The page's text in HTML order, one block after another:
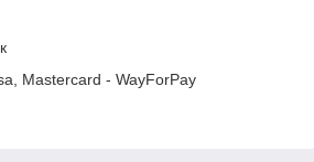
Mastercard - WayForPay